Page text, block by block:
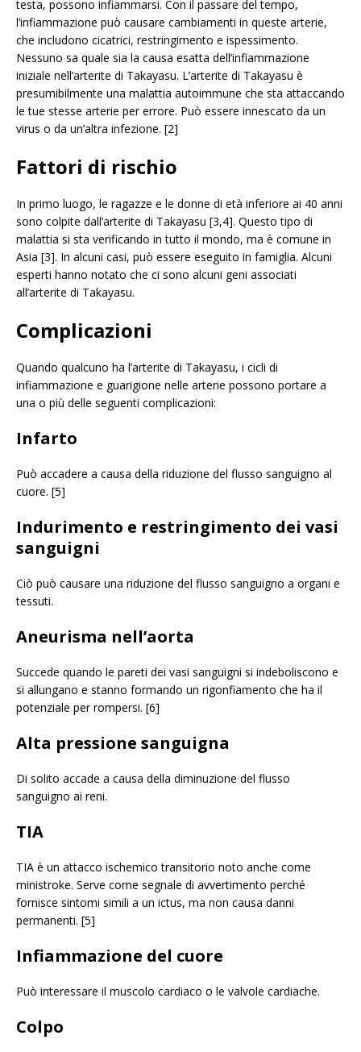
testa, possono infiammarsi. Con il passare del tempo,
l’infiammazione può causare cambiamenti in queste arterie,
che includono cicatrici, restringimento e ispessimento.
Nessuno sa quale sia la causa esatta dell’infiammazione
iniziale nell’arterite di Takayasu. L’arterite di Takayasu è
presumibilmente una malattia autoimmune che sta attaccando
le tue stesse arterie per errore. Può essere innescato da un
virus o da un’altra infezione. [2]
Fattori di rischio
In primo luogo, le ragazze e le donne di età inferiore ai 40 anni
sono colpite dall’arterite di Takayasu [3,4]. Questo tipo di
malattia si sta verificando in tutto il mondo, ma è comune in
Asia [3]. In alcuni casi, può essere eseguito in famiglia. Alcuni
esperti hanno notato che ci sono alcuni geni associati
all’arterite di Takayasu.
Complicazioni
Quando qualcuno ha l’arterite di Takayasu, i cicli di
infiammazione e guarigione nelle arterie possono portare a
una o più delle seguenti complicazioni:
Infarto
Può accadere a causa della riduzione del flusso sanguigno al
cuore. [5]
Indurimento e restringimento dei vasi
sanguigni
Ciò può causare una riduzione del flusso sanguigno a organi e
tessuti.
Aneurisma nell’aorta
Succede quando le pareti dei vasi sanguigni si indeboliscono e
si allungano e stanno formando un rigonfiamento che ha il
potenziale per rompersi. [6]
Alta pressione sanguigna
Di solito accade a causa della diminuzione del flusso
sanguigno ai reni.
TIA
TIA è un attacco ischemico transitorio noto anche come
ministroke. Serve come segnale di avvertimento perché
fornisce sintomi simili a un ictus, ma non causa danni
permanenti. [5]
Infiammazione del cuore
Può interessare il muscolo cardiaco o le valvole cardiache.
Colpo